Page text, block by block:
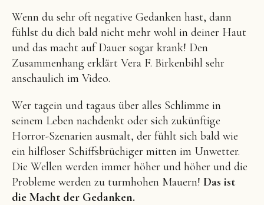
Wenn du sehr oft negative Gedanken hast, dann
fühlst du dich bald nicht mehr wohl in deiner Haut
und das macht auf Dauer sogar krank! Den
Zusammenhang erklärt Vera F. Birkenbihl sehr
anschaulich im Video.
Wer tagein und tagaus über alles Schlimme in
seinem Leben nachdenkt oder sich zukünftige
Horror-Szenarien ausmalt, der fühlt sich bald wie
ein hilfloser Schiffsbrüchiger mitten im Unwetter.
Die Wellen werden immer höher und höher und die
Probleme werden zu turmhohen Mauern! Das ist
die Macht der Gedanken.